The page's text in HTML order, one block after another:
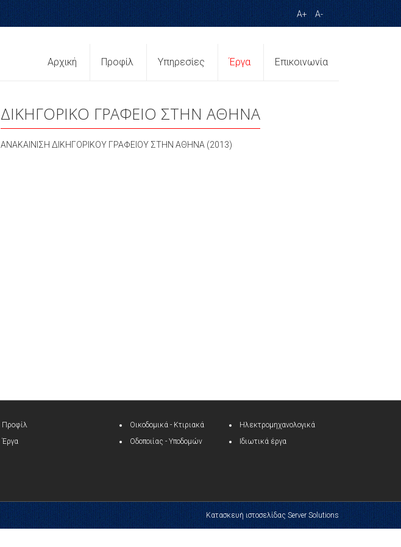
A+ A-
Αρχική Προφίλ Υπηρεσίες Έργα Επικοινωνία
ΔΙΚΗΓΟΡΙΚΟ ΓΡΑΦΕΙΟ ΣΤΗΝ ΑΘΗΝΑ
ΑΝΑΚΑΙΝΙΣΗ ΔΙΚΗΓΟΡΙΚΟΥ ΓΡΑΦΕΙΟΥ ΣΤΗΝ ΑΘΗΝΑ (2013)
Προφίλ
Έργα
Οικοδομικά - Κτιριακά
Ηλεκτρομηχανολογικά
Οδοποιίας - Υποδομών
Ιδιωτικά έργα
Κατασκευή ιστοσελίδας Server Solutions